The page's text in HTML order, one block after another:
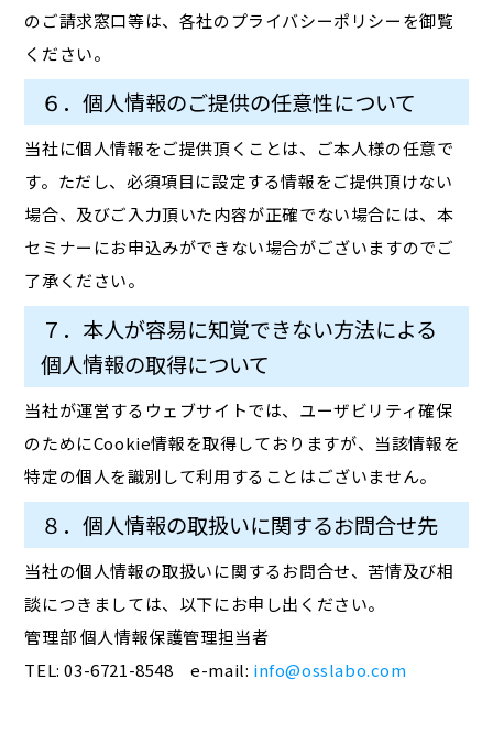
のご請求窓口等は、各社のプライバシーポリシーを御覧
ください。
６．個人情報のご提供の任意性について
当社に個人情報をご提供頂くことは、ご本人様の任意で
す。ただし、必須項目に設定する情報をご提供頂けない
場合、及びご入力頂いた内容が正確でない場合には、本
セミナーにお申込みができない場合がございますのでご
了承ください。
７．本人が容易に知覚できない方法による
個人情報の取得について
当社が運営するウェブサイトでは、ユーザビリティ確保
のためにCookie情報を取得しておりますが、当該情報を
特定の個人を識別して利用することはございません。
８．個人情報の取扱いに関するお問合せ先
当社の個人情報の取扱いに関するお問合せ、苦情及び相
談につきましては、以下にお申し出ください。
管理部 個人情報保護管理担当者
TEL: 03-6721-8548 e-mail: info@osslabo.com